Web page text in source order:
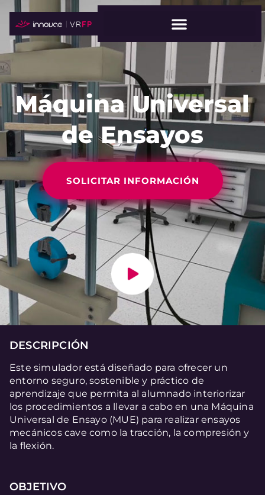
Máquina Universal
de Ensayos
SOLICITAR INFORMACIÓN
DESCRIPCIÓN
Este simulador está diseñado para ofrecer un
entorno seguro, sostenible y práctico de
aprendizaje que permita al alumnado interiorizar
los procedimientos a llevar a cabo en una Máquina
Universal de Ensayo (MUE) para realizar ensayos
mecánicos cave como la tracción, la compresión y
la flexión.
OBJETIVO